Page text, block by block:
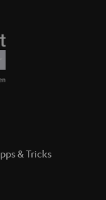
& Tricks